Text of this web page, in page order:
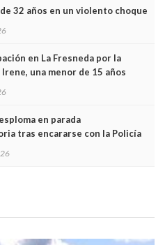
32 años en un violento choque
en La Fresneda por la
una menor de 15 años
en parada
tras encararse con la Policía